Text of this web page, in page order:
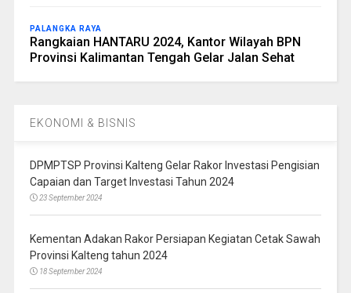
PALANGKA RAYA
Rangkaian HANTARU 2024, Kantor Wilayah BPN
Provinsi Kalimantan Tengah Gelar Jalan Sehat
EKONOMI & BISNIS
DPMPTSP Provinsi Kalteng Gelar Rakor Investasi Pengisian
Capaian dan Target Investasi Tahun 2024
23 September 2024
Kementan Adakan Rakor Persiapan Kegiatan Cetak Sawah
Provinsi Kalteng tahun 2024
18 September 2024